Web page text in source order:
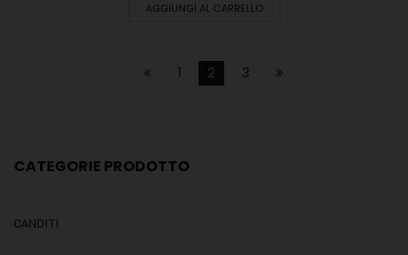
AGGIUNGI AL CARRELLO
1 2 3
CATEGORIE PRODOTTO
CANDITI